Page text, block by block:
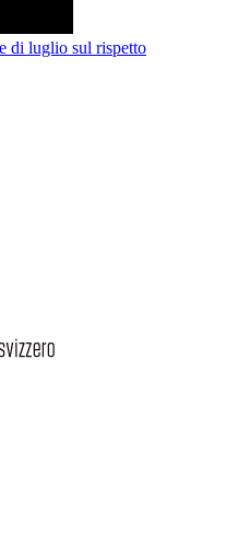
di luglio sul rispetto